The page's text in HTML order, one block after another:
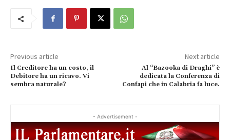
Previous article
Il Creditore ha un costo, il
Debitore ha un ricavo. Vi
sembra naturale?
Next article
Al “Bazooka di Draghi” è
dedicata la Conferenza di
Confapi che in Calabria fa luce.
- Advertisement -